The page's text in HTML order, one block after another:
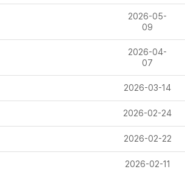
2026-05-
09
2026-04-
07
2026-03-14
2026-02-24
2026-02-22
2026-02-11